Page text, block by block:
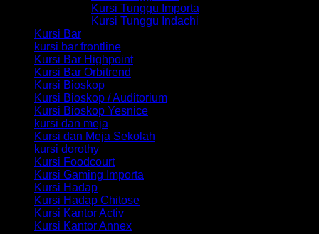
Kursi Tunggu Importa
Kursi Tunggu Indachi
Kursi Bar
kursi bar frontline
Kursi Bar Highpoint
Kursi Bar Orbitrend
Kursi Bioskop
Kursi Bioskop / Auditorium
Kursi Bioskop Yesnice
kursi dan meja
Kursi dan Meja Sekolah
kursi dorothy
Kursi Foodcourt
Kursi Gaming Importa
Kursi Hadap
Kursi Hadap Chitose
Kursi Kantor Activ
Kursi Kantor Annex